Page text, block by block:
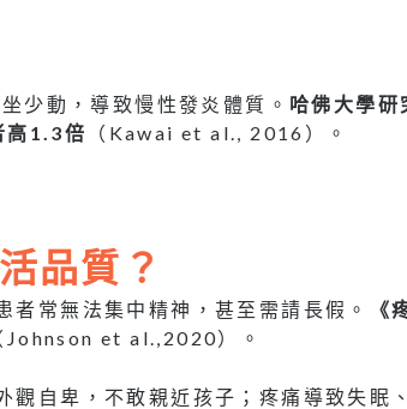
少動，導致慢性發炎體質。 哈佛大學
高1.3倍
（Kawai et al., 2016）。
品質？
者常無法集中精神，甚至需請長假。
《
Johnson et al.,2020）。
觀自卑，不敢親近孩子；疼痛導致失眠